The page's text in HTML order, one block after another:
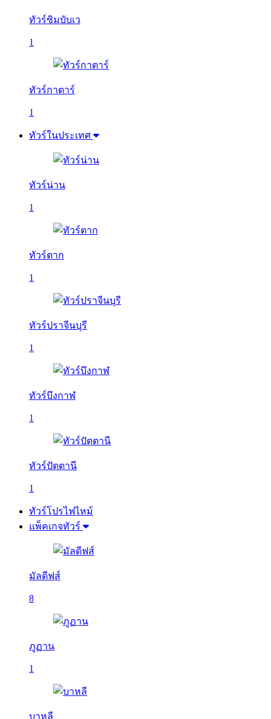
ทัวร์ซิมบับเว
1
ทัวร์กาตาร์
1
ทัวร์ในประเทศ
ทัวร์น่าน
1
ทัวร์ตาก
1
ทัวร์ปราจีนบุรี
1
ทัวร์บึงกาฬ
1
ทัวร์ปัตตานี
1
ทัวร์โปรไฟไหม้
แพ็คเกจทัวร์
มัลดีฟส์
8
ภูฏาน
1
บาหลี